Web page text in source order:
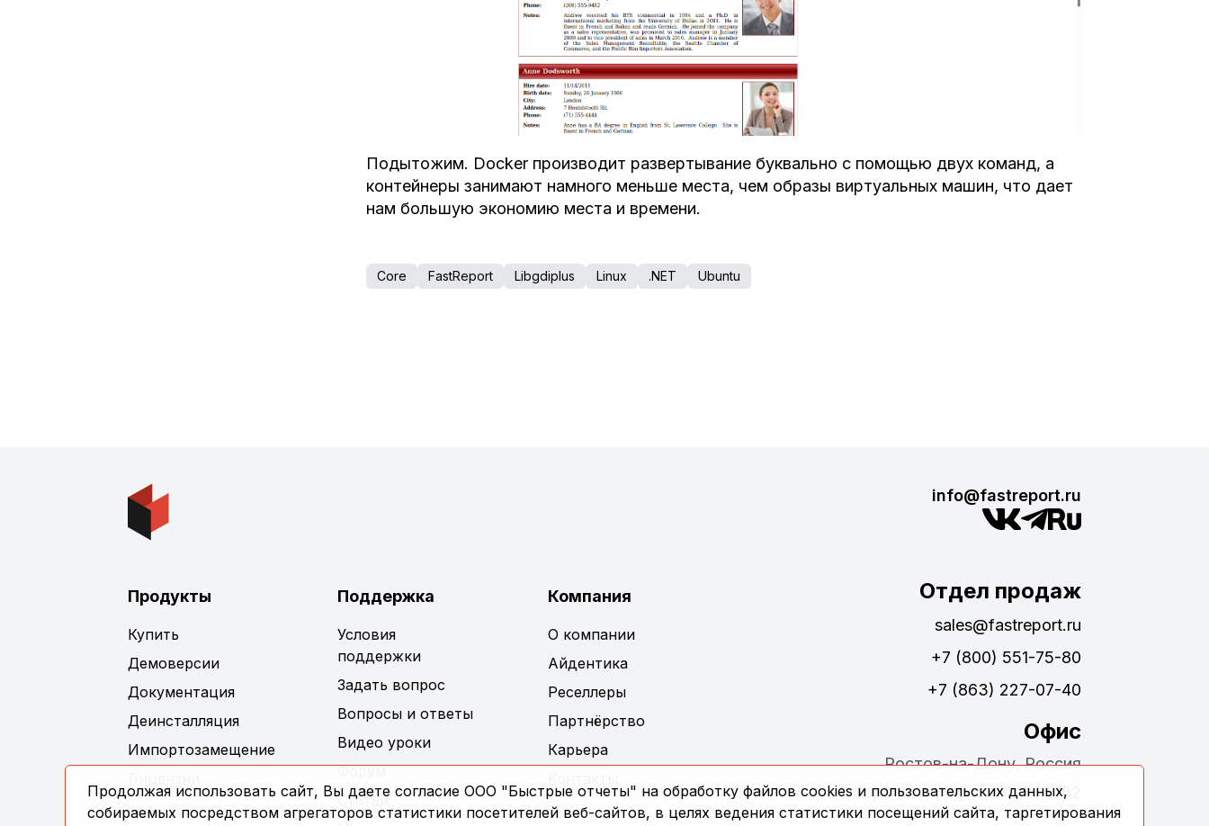
Подытожим. Docker производит развертывание буквально с помощью двух команд, а
контейнеры занимают намного меньше места, чем образы виртуальных машин, что дает
нам большую экономию места и времени.
Core FastReport Libgdiplus Linux .NET Ubuntu
info@fastreport.ru
Отдел продаж
sales@fastreport.ru
+7 (800) 551-75-80
+7 (863) 227-07-40
Офис
Ростов-на-Дону, Россия
ул. Обороны 24, офис 311, 344082
Продукты
Купить
Демоверсии
Документация
Деинсталляция
Импортозамещение
Поддержка
Условия
поддержки
Задать вопрос
Вопросы и ответы
Видео уроки
Форум
Статьи
Компания
О компании
Айдентика
Реселлеры
Партнёрство
Карьера
Продолжая использовать сайт, Вы даете согласие ООО "Быстрые отчеты" на обработку файлов cookies и пользовательских данных,
собираемых посредством агрегаторов статистики посетителей веб-сайтов, в целях ведения статистики посещений сайта, таргетирования